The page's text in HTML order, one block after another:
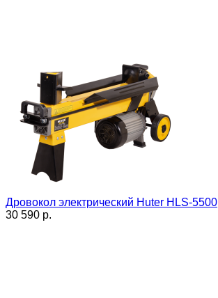
Дровокол электрический Huter HLS-5500
30 590 p.